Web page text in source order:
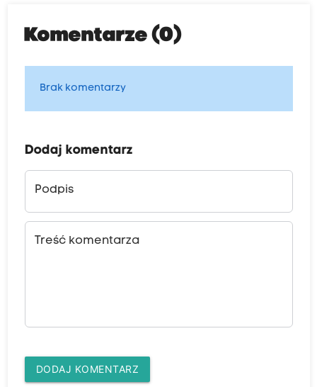
Komentarze (0)
Brak komentarzy
Dodaj komentarz
Podpis
Treść komentarza
DODAJ KOMENTARZ